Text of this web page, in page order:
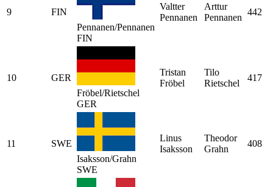
9
FIN
Pennanen/Pennanen
FIN
Valtter
Pennanen
Arttur
Pennanen
442
10
GER
Fröbel/Rietschel
GER
Tristan
Fröbel
Tilo
Rietschel
417
11
SWE
Isaksson/Grahn
SWE
Linus
Isaksson
Theodor
Grahn
408